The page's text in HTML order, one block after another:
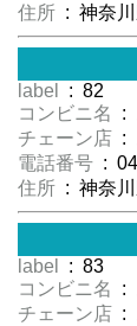
住所 : 神奈
label
: 82
コンビニ名
:
チェーン店 :
電話番号 :
住所 : 神奈
label
: 83
コンビニ名
:
チェーン店 :